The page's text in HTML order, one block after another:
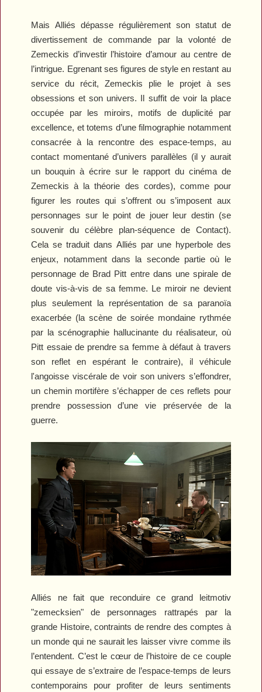
MaisAlliésdépasse régulièrement son statut de
divertissement de commande par la volonté de
Zemeckis d’investir l’histoire d’amour au centre de
l’intrigue. Egrenant ses figures de style en restant au
service du récit, Zemeckis plie le projet à ses
obsessions et son univers. Il suffit de voir la place
occupée par les miroirs, motifs de duplicité par
excellence, et totems d’une filmographie notamment
consacrée à la rencontre des espace-temps, au
contact momentané d’univers parallèles (il y aurait
un bouquin à écrire sur le rapport du cinéma de
Zemeckis à la théorie des cordes), comme pour
figurer les routes qui s’offrent ou s’imposent aux
personnages sur le point de jouer leur destin (se
souvenir du célèbre plan-séquence de Contact).
Cela se traduit dans Alliés par une hyperbole des
enjeux, notamment dans la seconde partie où le
personnage de Brad Pitt entre dans une spirale de
doute vis-à-vis de sa femme. Le miroir ne devient
plus seulement la représentation de sa paranoïa
exacerbée (la scène de soirée mondaine rythmée
par la scénographie hallucinante du réalisateur, où
Pitt essaie de prendre sa femme à défaut à travers
son reflet en espérant le contraire), il véhicule
l'angoisse viscérale de voir son univers s’effondrer,
un chemin mortifère s’échapper de ces reflets pour
prendre possession d’une vie préservée de la
guerre.
Alliés ne fait que reconduire ce grand leitmotiv
"zemecksien" de personnages rattrapés par la
grande Histoire, contraints de rendre des comptes à
un monde qui ne saurait les laisser vivre comme ils
l’entendent. C’est le cœur de l’histoire de ce couple
qui essaye de s’extraire de l’espace-temps de leurs
contemporains pour profiter de leurs sentiments